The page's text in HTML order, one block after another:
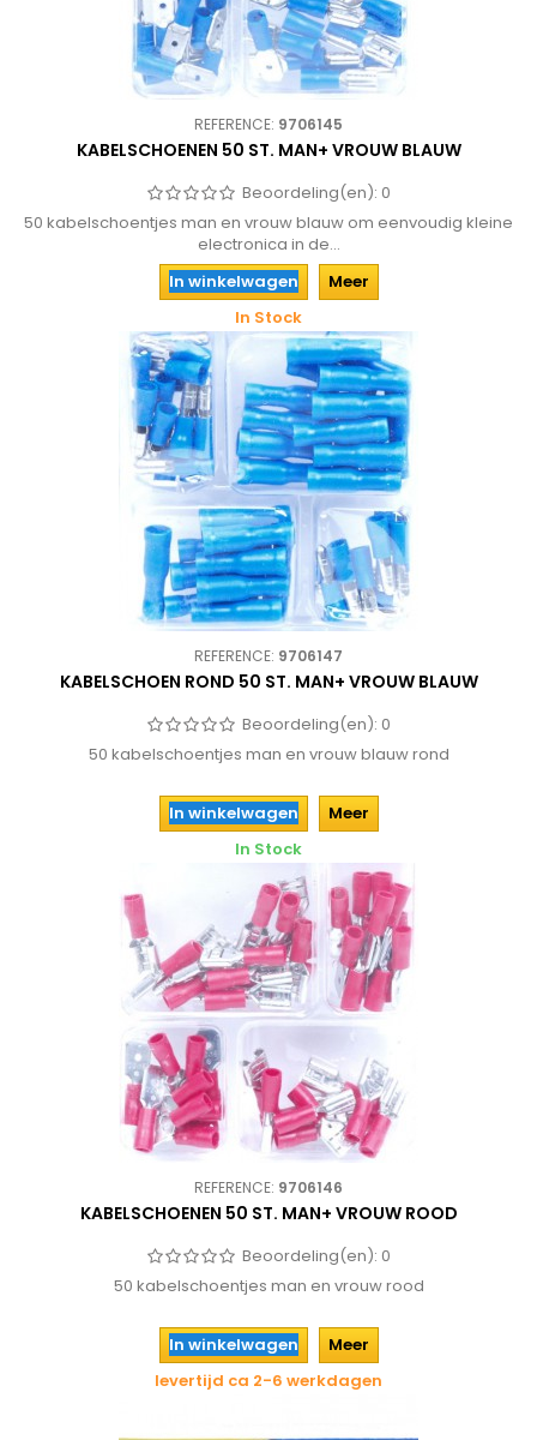
REFERENCE: 9706145
KABELSCHOENEN 50 ST. MAN+ VROUW BLAUW
Beoordeling(en): 0
50 kabelschoentjes man en vrouw blauw om eenvoudig kleine
electronica in de...
In winkelwagen
Meer
In Stock
REFERENCE: 9706147
KABELSCHOEN ROND 50 ST. MAN+ VROUW BLAUW
Beoordeling(en): 0
50 kabelschoentjes man en vrouw blauw rond
In winkelwagen
Meer
In Stock
REFERENCE: 9706146
KABELSCHOENEN 50 ST. MAN+ VROUW ROOD
Beoordeling(en): 0
50 kabelschoentjes man en vrouw rood
In winkelwagen
Meer
levertijd ca 2-6 werkdagen